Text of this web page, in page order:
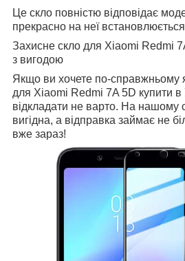
Це скло повністю відповідає
прекрасно на неї
Захисне скло для Xiaomi Redmi
з вигодою
Якщо ви хочете по-справжньому
для Xiaomi Redmi 7A 5D купити в
відкладати не варто. На нашому
вигідна, а відправка займає не
вже зараз!